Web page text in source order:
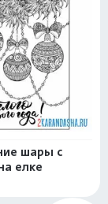
шары с
елке